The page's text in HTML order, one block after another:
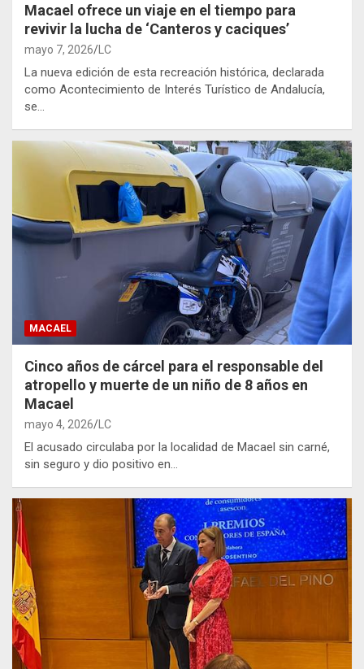
Macael ofrece un viaje en el tiempo para
revivir la lucha de ‘Canteros y caciques’
mayo 7, 2026 LC
La nueva edición de esta recreación histórica, declarada
como Acontecimiento de Interés Turístico de Andalucía,
se…
MACAEL
Cinco años de cárcel para el responsable del
atropello y muerte de un niño de 8 años en
Macael
mayo 4, 2026 LC
El acusado circulaba por la localidad de Macael sin carné,
sin seguro y dio positivo en…